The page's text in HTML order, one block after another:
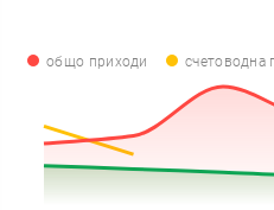
общо приходи счетоводна